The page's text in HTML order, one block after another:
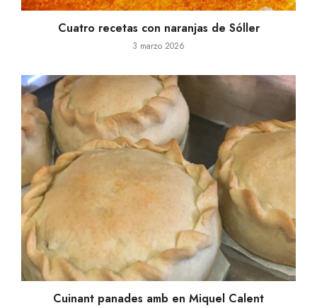
Cuatro recetas con naranjas de Sóller
3 marzo 2026
Cuinant panades amb en Miquel Calent